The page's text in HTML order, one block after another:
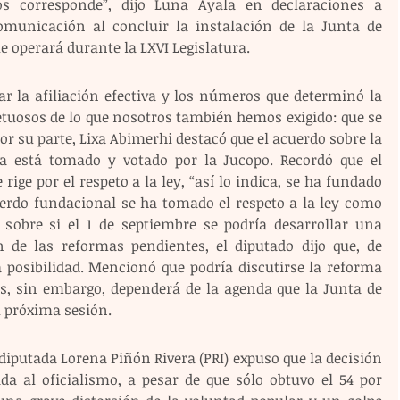
corresponde”, dijo Luna Ayala en declaraciones a
al concluir la instalación de la Junta de
operará durante la LXVI Legislatura.
la afiliación efectiva y los números que determinó la
de lo que nosotros también hemos exigido: que se
su parte, Lixa Abimerhi destacó que el acuerdo sobre la
está tomado y votado por la Jucopo. Recordó que el
por el respeto a la ley, “así lo indica, se ha fundado
fundacional se ha tomado el respeto a la ley como
si el 1 de septiembre se podría desarrollar una
las reformas pendientes, el diputado dijo que, de
posibilidad. Mencionó que podría discutirse la reforma
sin embargo, dependerá de la agenda que la Junta de
sesión.
Lorena Piñón Rivera (PRI) expuso que la decisión
al oficialismo, a pesar de que sólo obtuvo el 54 por